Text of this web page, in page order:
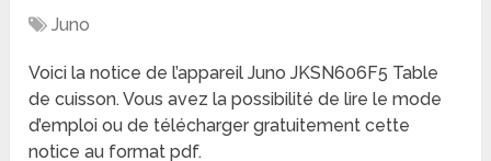
Juno
Voici la notice de l’appareil Juno JKSN606F5 Table
de cuisson. Vous avez la possibilité de lire le mode
d’emploi ou de télécharger gratuitement cette
notice au format pdf.